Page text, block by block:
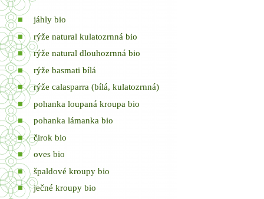
jáhly bio
rýže natural kulatozrnná bio
rýže natural dlouhozrnná bio
rýže basmati bílá
rýže calasparra (bílá, kulatozrnná)
pohanka loupaná kroupa bio
pohanka lámanka bio
čirok bio
oves bio
špaldové kroupy bio
ječné kroupy bio